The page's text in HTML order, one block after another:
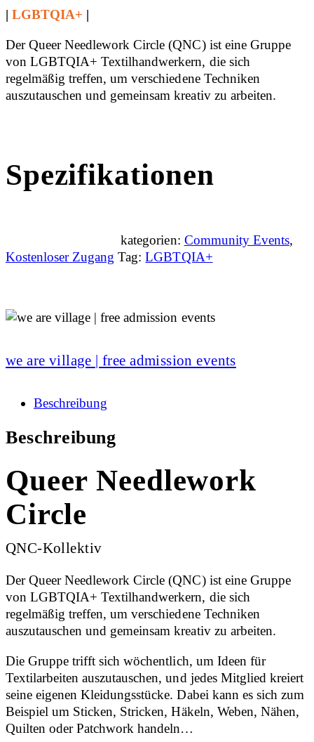
|LGBTQIA+ |
Der Queer Needlework Circle (QNC) ist eine Gruppe
von LGBTQIA+ Textilhandwerkern, die sich
regelmäßig treffen, um verschiedene Techniken
auszutauschen und gemeinsam kreativ zu arbeiten.
Spezifikationen
kategorien: Community Events,
Kostenloser Zugang Tag: LGBTQIA+
we are village | free admission events
Beschreibung
Beschreibung
Queer Needlework
Circle
QNC-Kollektiv
Der Queer Needlework Circle (QNC) ist eine Gruppe
von LGBTQIA+ Textilhandwerkern, die sich
regelmäßig treffen, um verschiedene Techniken
auszutauschen und gemeinsam kreativ zu arbeiten.
Die Gruppe trifft sich wöchentlich, um Ideen für
Textilarbeiten auszutauschen, und jedes Mitglied kreiert
seine eigenen Kleidungsstücke. Dabei kann es sich zum
Beispiel um Sticken, Stricken, Häkeln, Weben, Nähen,
Quilten oder Patchwork handeln…